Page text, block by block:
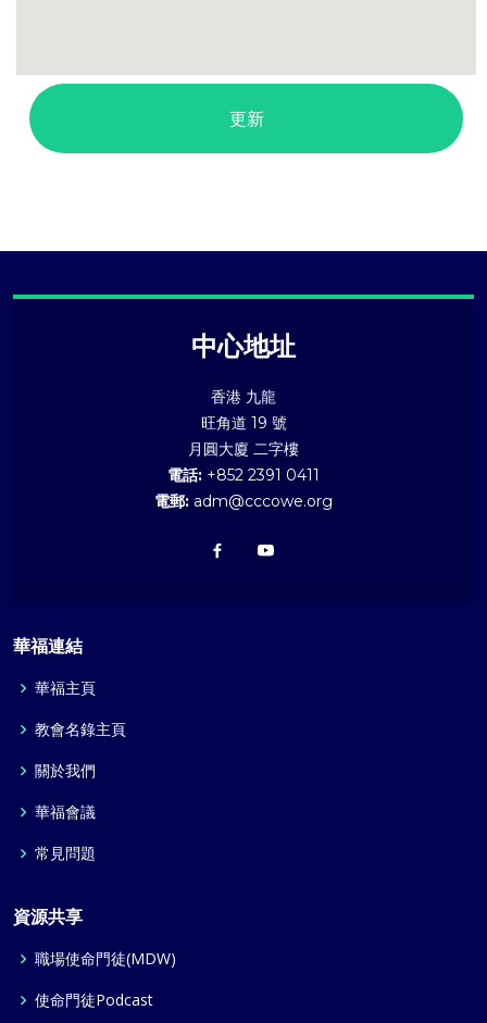
中心地址
香港 九龍
旺角道 19 號
月圓大廈 二字樓
電話: +852 2391 0411
電郵: adm@cccowe.org
華福連結
華福主頁
教會名錄主頁
關於我們
華福會議
常見問題
資源共享
職場使命門徒(MDW)
使命門徒Podcast